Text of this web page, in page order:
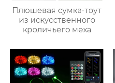
Плюшевая сумка-тоут
из искусственного
кроличьего меха